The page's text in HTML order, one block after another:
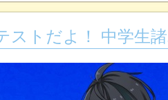
ストだよ！ 中学生